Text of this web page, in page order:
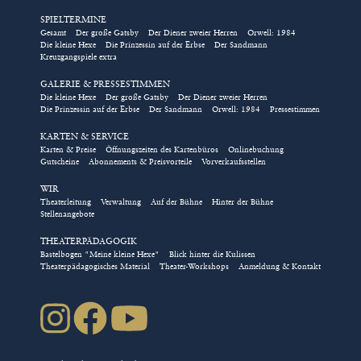
Eintrittskarten für Gruppen
und Schulklassen, Tickets für
Rollstuhlplätze, die Kombi-
Karte für das Kindertheater
und das Nimm-2-Abo für die
Abendstücke im Kreuzgang
können ausschließlich über
das Kulturbüro direkt
gebucht werden!
/// Bestellung direkt über das Kulturbüro
Natürlich können Sie auch über
karten(at)kreuzgangspiele.deoder die Telefonnummer
Das Kartenbüro wählt für Sie die besten freien Plätze in
der gewählten Kategorie und sendet Ihnen die
SPIELTERMINE
Gesamt Der große Gatsby Der Diener zweier Herren
Orwell: 1984
Die kleine Hexe
Die Prinzessin auf der Erbse
Der Sandmann
Kreuzgangspiele extra
GALERIE & PRESSESTIMMEN
Die kleine Hexe Der große Gatsby
Der Diener zweier Herren
Die Prinzessin auf der Erbse
Der Sandmann Orwell: 1984 Pressestimmen
KARTEN & SERVICE
Karten & Preise Öffnungszeiten des Kartenbüros
Onlinebuchung
Gutscheine
Abonnements & Preisvorteile Vorverkaufsstellen
WIR
Theaterleitung Verwaltung Auf der Bühne
Hinter der Bühne
Stellenangebote
THEATERPÄDAGOGIK
Bastelbogen "Meine kleine Hexe"
Blick hinter die Kulissen
Theaterpädagogisches Material
Theater-Workshops Anmeldung & Kontakt